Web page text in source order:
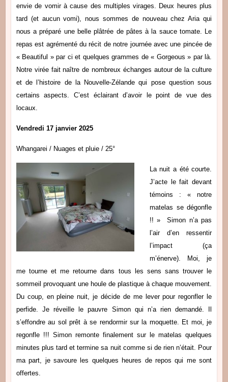
envie de vomir à cause des multiples virages. Deux heures plus
tard (et aucun vomi), nous sommes de nouveau chez Aria qui
nous a préparé une belle plâtrée de pâtes à la sauce tomate. Le
repas est agrémenté du récit de notre journée avec une pincée de
« Beautiful » par ci et quelques grammes de « Gorgeous » par là.
Notre virée fait naître de nombreux échanges autour de la culture
et de l’histoire de la Nouvelle-Zélande qui pose question sous
certains aspects. C’est éclairant d’avoir le point de vue des
locaux.
Vendredi 17 janvier 2025
Whangarei / Nuages et pluie / 25°
La nuit a été courte.
J’acte le fait devant
témoins : « notre
matelas se dégonfle
!! » Simon n’a pas
l’air d’en ressentir
l’impact (ça
m’énerve). Moi, je
me tourne et me retourne dans tous les sens sans trouver le
sommeil provoquant une houle de plastique à chaque mouvement.
Du coup, en pleine nuit, je décide de me lever pour regonfler le
perfide. Je réveille le pauvre Simon qui n’a rien demandé. Il
s’effondre au sol prêt à se rendormir sur la moquette. Et moi, je
regonfle !!! Simonremonte finalement sur le matelas quelques
minutes plus tard et termine sa nuit comme si de rien n’était. Pour
ma part, je savoure les quelques heures de repos qui me sont
offertes.